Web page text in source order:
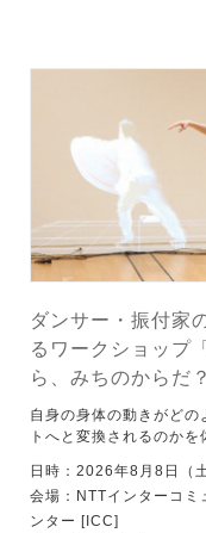
ダンサー・振付家
るワークショップ
ら、みちのからだ
自身の身体の動きがどの
トへと変換されるのかを
日時：2026年8月8日（土
会場：NTTインターコミ
ンター [ICC]